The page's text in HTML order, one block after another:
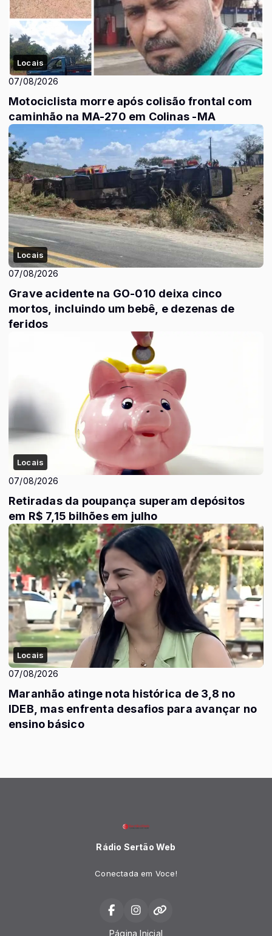
Locais
07/08/2026
Motociclista morre após colisão frontal com
caminhão na MA-270 em Colinas -MA
Locais
07/08/2026
Grave acidente na GO-010 deixa cinco
mortos, incluindo um bebê, e dezenas de
feridos
Locais
07/08/2026
Retiradas da poupança superam depósitos
em R$ 7,15 bilhões em julho
Locais
07/08/2026
Maranhão atinge nota histórica de 3,8 no
IDEB, mas enfrenta desafios para avançar no
ensino básico
Rádio Sertão Web
Conectada em Voce!
Página Inicial